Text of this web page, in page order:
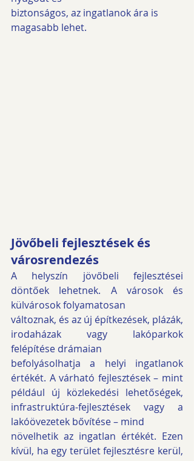
biztonságos, az ingatlanok ára is
magasabb lehet.
Jövőbeli fejlesztések és
városrendezés
A helyszín jövőbeli fejlesztései
döntőek lehetnek. A városok és
külvárosok folyamatosan
változnak, és az új építkezések, plázák,
irodaházak vagy lakóparkok
felépítése drámaian
befolyásolhatja a helyi ingatlanok
értékét. A várható fejlesztések – mint
például új közlekedési lehetőségek,
infrastruktúra-fejlesztések vagy a
lakóövezetek bővítése – mind
növelhetik az ingatlan értékét. Ezen
kívül, ha egy terület fejlesztésre kerül,